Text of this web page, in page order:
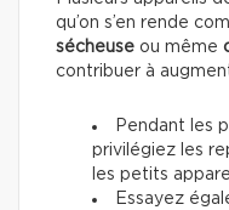
qu’on s’en rende
sécheuse ou même
contribuer à
Pendant les
privilégiez les
les petits
Essayez